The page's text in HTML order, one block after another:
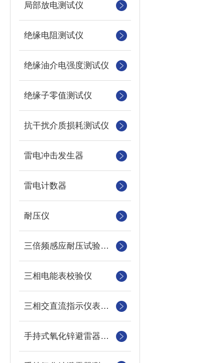
局部放电测试仪
绝缘电阻测试仪
绝缘油介电强度测试仪
绝缘子零值测试仪
抗干扰介质损耗测试仪
雷电冲击发生器
雷电计数器
耐压仪
三倍频感应耐压试验装置
三相电能表校验仪
三相交直流指示仪表装置
手持式氧化锌避雷器测试仪